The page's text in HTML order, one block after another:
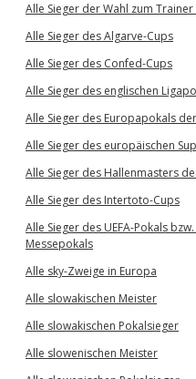
Alle Sieger der Wahl zum
Alle Sieger des Algarve-Cups
Alle Sieger des Confed-Cups
Alle Sieger des englischen
Alle Sieger des Europapokals
Alle Sieger des europäischen
Alle Sieger des Hallenmasters
Alle Sieger des Intertoto-Cups
Alle Sieger des UEFA-Pokals
Messepokals
Alle sky-Zweige in Europa
Alle slowakischen Meister
Alle slowakischen Pokalsieger
Alle slowenischen Meister